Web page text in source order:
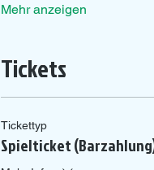
Mehr anzeigen
Tickets
Tickettyp
Spielticket